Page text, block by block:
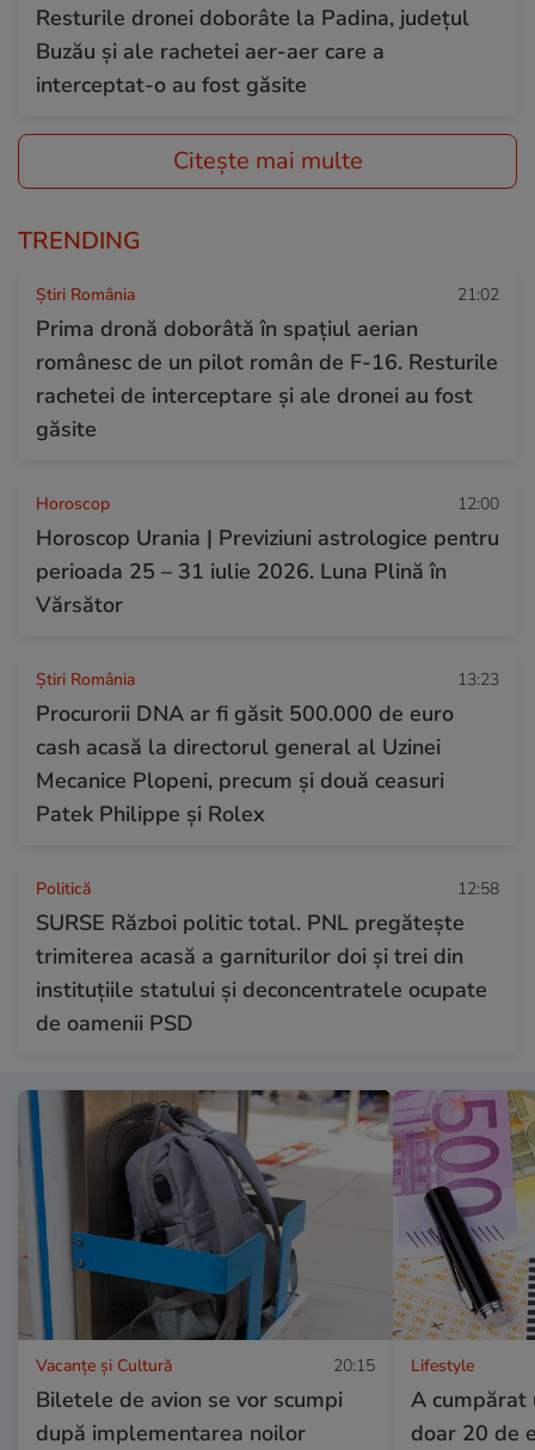
Resturile dronei doborâte la Padina, județul
Buzău și ale rachetei aer-aer care a
interceptat-o au fost găsite
Citește mai multe
TRENDING
Știri România 21:02
Prima dronă doborâtă în spațiul aerian
românesc de un pilot român de F-16. Resturile
rachetei de interceptare și ale dronei au fost
găsite
Horoscop 12:00
Horoscop Urania | Previziuni astrologice pentru
perioada 25 – 31 iulie 2026. Luna Plină în
Vărsător
Știri România 13:23
Procurorii DNA ar fi găsit 500.000 de euro
cash acasă la directorul general al Uzinei
Mecanice Plopeni, precum și două ceasuri
Patek Philippe și Rolex
Politică 12:58
SURSE Război politic total. PNL pregătește
trimiterea acasă a garniturilor doi și trei din
instituțiile statului și deconcentratele ocupate
de oamenii PSD
Vacanțe și Cultură 20:15
Biletele de avion se vor scumpi
după implementarea noilor
Lifestyle
A cumpărat
doar 20 de